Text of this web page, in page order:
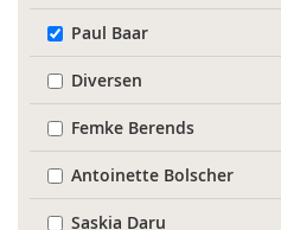
Paul Baar
Diversen
Femke Berends
Antoinette Bolscher
Saskia Daru